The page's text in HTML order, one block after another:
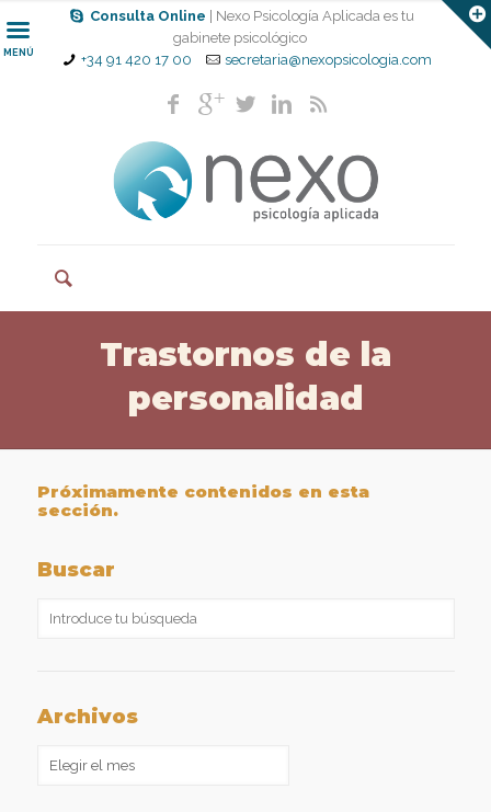
Consulta Online
| Nexo Psicología Aplicada es tu
gabinete psicológico
+34 91 420 17 00
secretaria@nexopsicologia.com
MENÚ
Trastornos de la
personalidad
Próximamente contenidos en esta
sección.
Buscar
Archivos